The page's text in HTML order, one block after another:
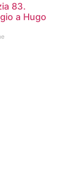
83.
a Hugo